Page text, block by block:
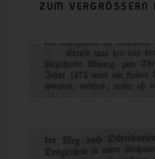
ZUM VERGRÖSSERN